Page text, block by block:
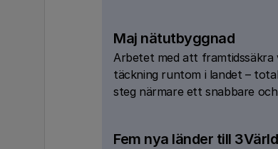
Maj nätutbyggnad
Arbetet med att
täckning runtom i landet –
steg närmare ett snabbare
Fem nya länder till